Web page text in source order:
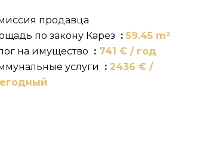
продавца
по закону Карез
59.45 m²
на имущество
741 € / год
услуги
2436 € /